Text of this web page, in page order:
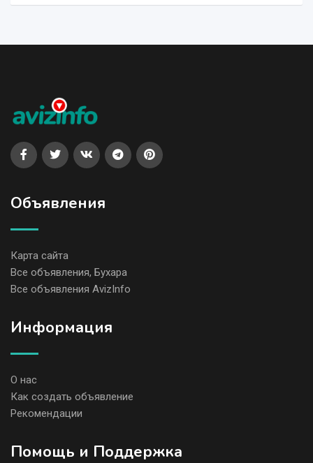
Объявления
Карта сайта
Все объявления, Бухара
Все объявления AvizInfo
Информация
О нас
Как создать объявление
Рекомендации
Помощь и Поддержка